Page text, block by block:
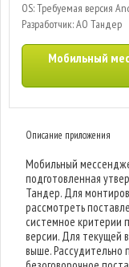
OS: Требуемая версия
Разработчик: АО Тандер
Мобильный
Описание приложения
Мобильный
подготовленная
Тандер. Для
рассмотреть
системное критерии
версии. Для текущей
выше. Рассудительно